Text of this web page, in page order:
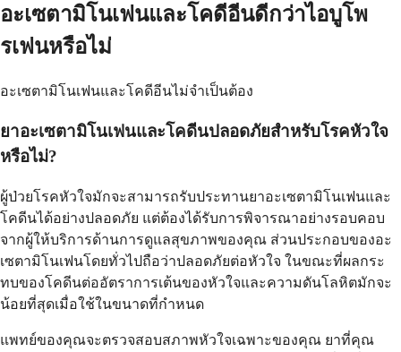
อะเซตามิโนเฟนและโคดีอีนดีกว่าไอบูโพ
รเฟนหรือไม่
อะเซตามิโนเฟนและโคดีอีนไม่จำเป็นต้อง
ยาอะเซตามิโนเฟนและโคดีนปลอดภัยสำหรับโรคหัวใจ
หรือไม่?
ผู้ป่วยโรคหัวใจมักจะสามารถรับประทานยาอะเซตามิโนเฟนและ
โคดีนได้อย่างปลอดภัย แต่ต้องได้รับการพิจารณาอย่างรอบคอบ
จากผู้ให้บริการด้านการดูแลสุขภาพของคุณ ส่วนประกอบของอะ
เซตามิโนเฟนโดยทั่วไปถือว่าปลอดภัยต่อหัวใจ ในขณะที่ผลกระ
ทบของโคดีนต่ออัตราการเต้นของหัวใจและความดันโลหิตมักจะ
น้อยที่สุดเมื่อใช้ในขนาดที่กำหนด
แพทย์ของคุณจะตรวจสอบสภาพหัวใจเฉพาะของคุณ ยาที่คุณ